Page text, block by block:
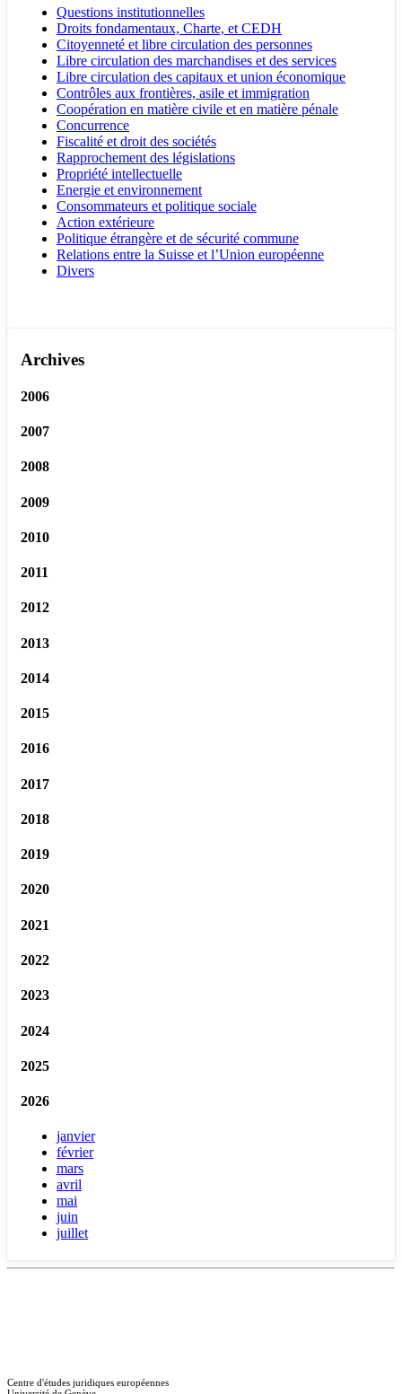
Questions institutionnelles
Droits fondamentaux, Charte, et CEDH
Citoyenneté et libre circulation des personnes
Libre circulation des marchandises et des services
Libre circulation des capitaux et union économique
Contrôles aux frontières, asile et immigration
Coopération en matière civile et en matière pénale
Concurrence
Fiscalité et droit des sociétés
Rapprochement des législations
Propriété intellectuelle
Energie et environnement
Consommateurs et politique sociale
Action extérieure
Politique étrangère et de sécurité commune
Relations entre la Suisse et l’Union européenne
Divers
Archives
2006
2007
2008
2009
2010
2011
2012
2013
2014
2015
2016
2017
2018
2019
2020
2021
2022
2023
2024
2025
2026
janvier
février
mars
avril
mai
juin
juillet
Centre d'études juridiques européennes